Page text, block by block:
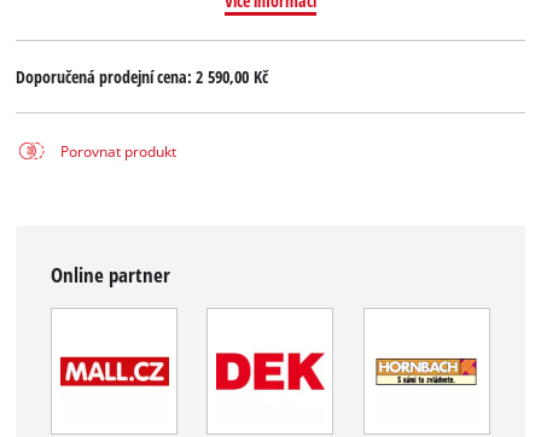
Doporučená prodejní cena:2 590,00 Kč
Porovnat produkt
Online partner